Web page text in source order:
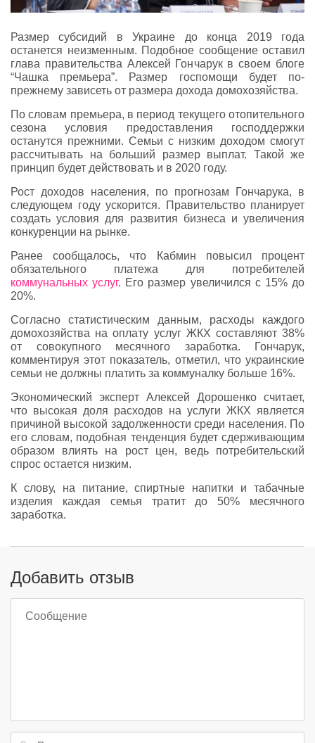
Размер субсидий в Украине до конца 2019 года
останется неизменным. Подобное сообщение оставил
глава правительства Алексей Гончарук в своем блоге
“Чашка премьера”. Размер госпомощи будет по-
прежнему зависеть от размера дохода домохозяйства.
По словам премьера, в период текущего отопительного
сезона условия предоставления господдержки
останутся прежними. Семьи с низким доходом смогут
рассчитывать на больший размер выплат. Такой же
принцип будет действовать и в 2020 году.
Рост доходов населения, по прогнозам Гончарука, в
следующем году ускорится. Правительство планирует
создать условия для развития бизнеса и увеличения
конкуренции на рынке.
Ранее сообщалось, что Кабмин повысил процент
обязательного платежа для потребителей
коммунальных услуг. Его размер увеличился с 15% до
20%.
Согласно статистическим данным, расходы каждого
домохозяйства на оплату услуг ЖКХ составляют 38%
от совокупного месячного заработка. Гончарук,
комментируя этот показатель, отметил, что украинские
семьи не должны платить за коммуналку больше 16%.
Экономический эксперт Алексей Дорошенко считает,
что высокая доля расходов на услуги ЖКХ является
причиной высокой задолженности среди населения. По
его словам, подобная тенденция будет сдерживающим
образом влиять на рост цен, ведь потребительский
спрос остается низким.
К слову, на питание, спиртные напитки и табачные
изделия каждая семья тратит до 50% месячного
заработка.
Добавить отзыв